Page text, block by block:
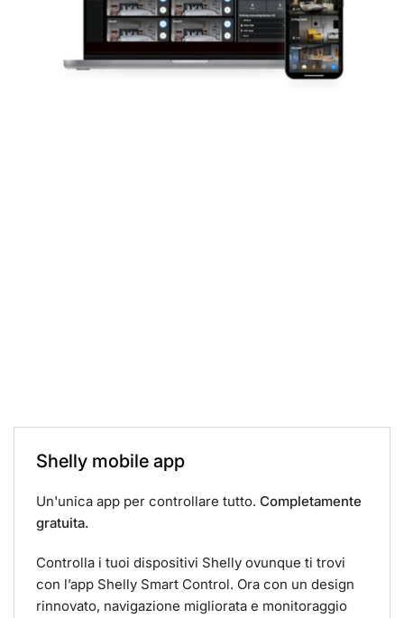
Shelly mobile app
Un'unica app per controllare tutto. Completamente
gratuita.
Controlla i tuoi dispositivi Shelly ovunque ti trovi
con l’app Shelly Smart Control. Ora con un design
rinnovato, navigazione migliorata e monitoraggio